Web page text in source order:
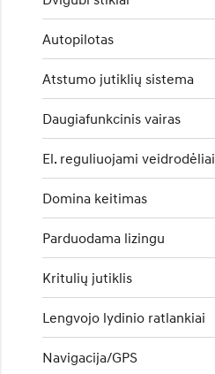
Autopilotas
Atstumo jutiklių sistema
Daugiafunkcinis vairas
El. reguliuojami veidrodėliai
Domina keitimas
Parduodama lizingu
Kritulių jutiklis
Lengvojo lydinio ratlankiai
Navigacija/GPS